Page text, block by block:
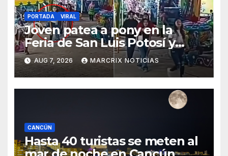
PORTADA VIRAL
Joven patea a pony en la
Feria de San Luis Potosí y
desata indignación
AUG 7, 2026 MARCRIX NOTICIAS
CANCÚN
Hasta 40 turistas se meten al